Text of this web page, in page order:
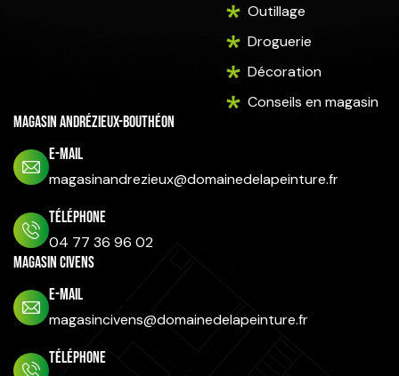
Outillage
Droguerie
Décoration
Conseils en magasin
Magasin Andrézieux-Bouthéon
E-mail
magasinandrezieux@domainedelapeinture.fr
Téléphone
04 77 36 96 02
Magasin Civens
E-mail
magasincivens@domainedelapeinture.fr
Téléphone